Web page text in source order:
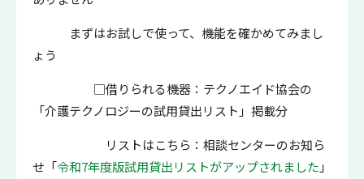
まずはお試しで使って、機能を確かめてみまし
ょう
□借りられる機器：テクノエイド協会の
「介護テクノロジーの試用貸出リスト」掲載分
リストはこちら：相談センターのお知ら
せ「令和7年度版試用貸出リストがアップされました 」